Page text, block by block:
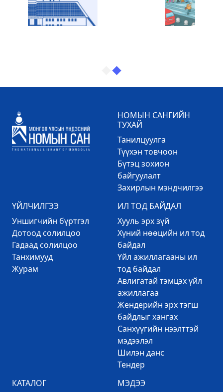
НОМЫН САНГИЙН
ТУХАЙ
Танилцуулга
Түүхэн товчоон
Бүтэц зохион
байгуулалт
Захирлын мэндчилгээ
ҮЙЛЧИЛГЭЭ
Уншигчийн бүртгэл
Дотоод солилцоо
Гадаад солилцоо
Танхимууд
Журам
ИЛ ТОД БАЙДАЛ
Хууль эрх зүй
Хүний нөөцийн ил тод
байдал
Үйл ажиллагааны ил
тод байдал
Авлигатай тэмцэх үйл
ажиллагаа
Жендерийн эрх тэгш
байдлыг хангах
Санхүүгийн нээлттэй
мэдээлэл
Шилэн данс
Тендер
КАТАЛОГ
МЭДЭЭ